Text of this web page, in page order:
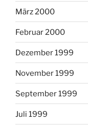
März 2000
Februar 2000
Dezember 1999
November 1999
September 1999
Juli 1999